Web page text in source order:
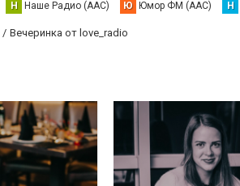
Н Наше Радио (AAC) Ю Юмор ФМ (AAC) Н
Вечеринка от love_radio